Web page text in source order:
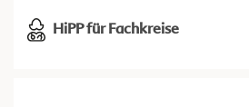
HiPP für Fachkreise